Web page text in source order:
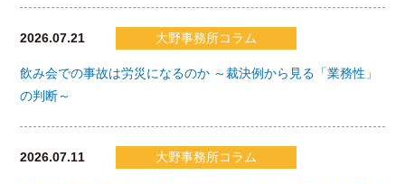
2026.07.21 大野事務所コラム
飲み会での事故は労災になるのか ～裁決例から見る「業務性」
の判断～
2026.07.11 大野事務所コラム